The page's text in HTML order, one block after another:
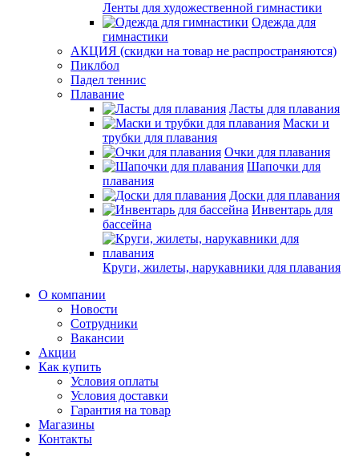
Ленты для художественной гимнастики
Одежда для
гимнастики
АКЦИЯ (скидки на товар не распространяются)
Пиклбол
Падел теннис
Плавание
Ласты для плавания
Маски и
трубки для плавания
Очки для плавания
Шапочки для
плавания
Доски для плавания
Инвентарь для
бассейна
Круги, жилеты, нарукавники для плавания
О компании
Новости
Сотрудники
Вакансии
Акции
Как купить
Условия оплаты
Условия доставки
Гарантия на товар
Магазины
Контакты